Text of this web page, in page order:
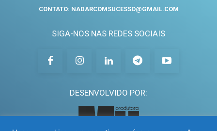
CONTATO: NADARCOMSUCESSO@GMAIL.COM
SIGA-NOS NAS REDES SOCIAIS
DESENVOLVIDO POR: